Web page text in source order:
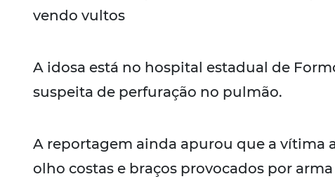
vendo vultos
A idosa está no hospital estadual de
suspeita de perfuração no pulmão.
A reportagem ainda apurou que a vítima
olho costas e braços provocados por